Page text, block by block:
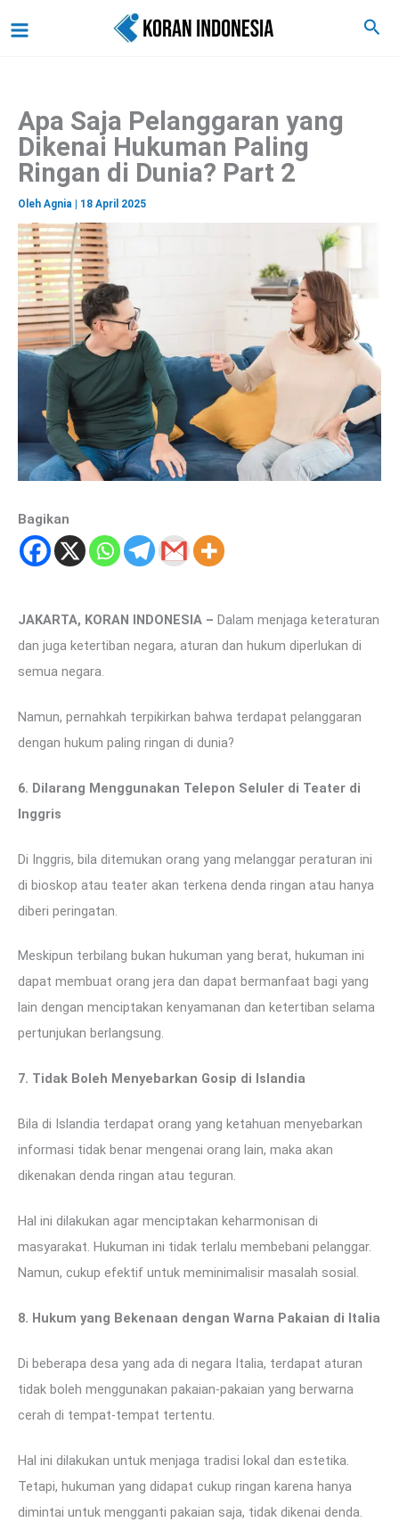
ke
Cari
Apa Saja Pelanggaran yang
Dikenai Hukuman Paling
Ringan di Dunia? Part 2
Oleh Agnia 18 April 2025
Bagikan
JAKARTA, KORAN INDONESIA – Dalam menjaga keteraturan
dan juga ketertiban negara, aturan dan hukum diperlukan di
semua negara.
Namun, pernahkah terpikirkan bahwa terdapat pelanggaran
dengan hukum paling ringan di dunia?
6. Dilarang Menggunakan Telepon Seluler di Teater di
Inggris
Di Inggris, bila ditemukan orang yang melanggar peraturan ini
di bioskop atau teater akan terkena denda ringan atau hanya
diberi peringatan.
Meskipun terbilang bukan hukuman yang berat, hukuman ini
dapat membuat orang jera dan dapat bermanfaat bagi yang
lain dengan menciptakan kenyamanan dan ketertiban selama
pertunjukan berlangsung.
7. Tidak Boleh Menyebarkan Gosip di Islandia
Bila di Islandia terdapat orang yang ketahuan menyebarkan
informasi tidak benar mengenai orang lain, maka akan
dikenakan denda ringan atau teguran.
Hal ini dilakukan agar menciptakan keharmonisan di
masyarakat. Hukuman ini tidak terlalu membebani pelanggar.
Namun, cukup efektif untuk meminimalisir masalah sosial.
8. Hukum yang Bekenaan dengan Warna Pakaian di Italia
Di beberapa desa yang ada di negara Italia, terdapat aturan
tidak boleh menggunakan pakaian-pakaian yang berwarna
cerah di tempat-tempat tertentu.
Hal ini dilakukan untuk menjaga tradisi lokal dan estetika.
Tetapi, hukuman yang didapat cukup ringan karena hanya
dimintai untuk mengganti pakaian saja, tidak dikenai denda.
a